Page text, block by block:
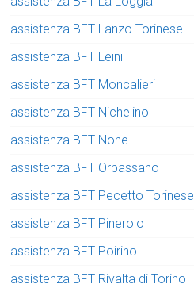
assistenza BFT Lanzo Torinese
assistenza BFT Leini
assistenza BFT Moncalieri
assistenza BFT Nichelino
assistenza BFT None
assistenza BFT Orbassano
assistenza BFT Pecetto Torinese
assistenza BFT Pinerolo
assistenza BFT Poirino
assistenza BFT Rivalta di Torino